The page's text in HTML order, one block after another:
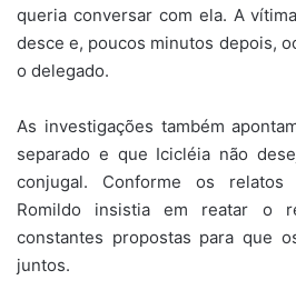
queria conversar com ela. A
desce e, poucos minutos depois,
o delegado.
As investigações também
separado e que Icicléia não
conjugal. Conforme os relatos
Romildo insistia em reatar o
constantes propostas para que
juntos.